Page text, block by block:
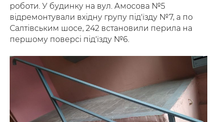
роботи. У будинку на вул. Амосова №5
відремонтували вхідну групу під'їзду №7, а по
Салтівським шосе, 242 встановили перила на
першому поверсі під'їзду №6.